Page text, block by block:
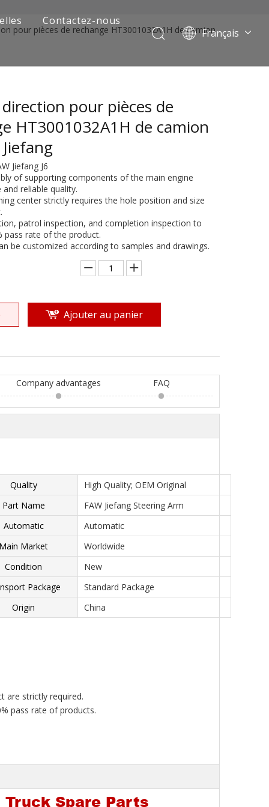
camion minier
Contactez-nous
Français
Pусский
pour pièces de rechange HT3001032A1H de camion
pour pièces de
HT3001032A1H de camion
Jiefang J6
of supporting components of the main engine
reliable quality.
center strictly requires the hole position and size
patrol inspection, and completion inspection to
pass rate of the product.
be customized according to samples and drawings.
Ajouter au panier
Company advantages FAQ
Quality
High Quality; OEM Original
Part Name
FAW Jiefang Steering Arm
Automatic
Automatic
Market
Worldwide
Condition
New
Package
Standard Package
Origin
China
are strictly required.
pass rate of products.
Truck Spare Parts